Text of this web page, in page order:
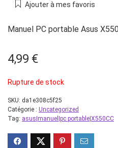
Ajouter à mes favoris
Manuel PC portable Asus
4,99 €
Rupture de stock
SKU: da1e308c5f25
Catégorie : Uncategorized
Tag: asus|manuel|pc portable|X550CC